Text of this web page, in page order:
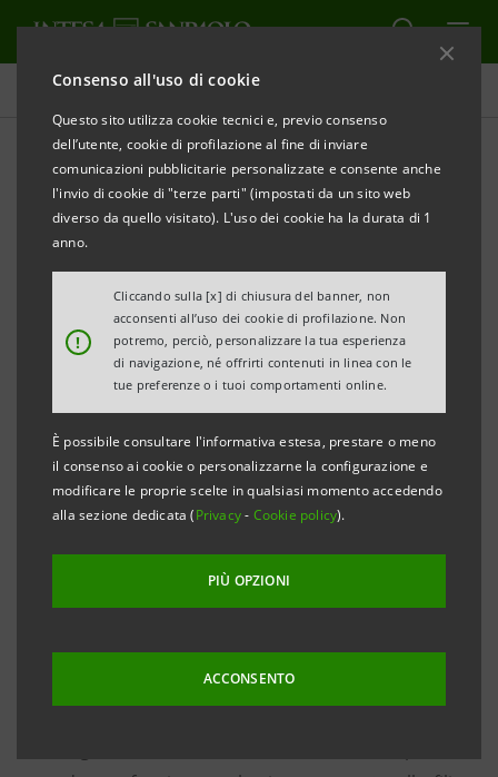
Consenso all'uso di cookie
Questo sito utilizza cookie tecnici e, previo consenso
dell’utente, cookie di profilazione al fine di inviare
comunicazioni pubblicitarie personalizzate e consente anche
l'invio di cookie di "terze parti" (impostati da un sito web
diverso da quello visitato). L'uso dei cookie ha la durata di 1
anno.
!
Cliccando sulla [x] di chiusura del banner, non
acconsenti all’uso dei cookie di profilazione. Non
potremo, perciò, personalizzare la tua esperienza
di navigazione, né offrirti contenuti in linea con le
tue preferenze o i tuoi comportamenti online.
È possibile consultare l'informativa estesa, prestare o meno
il consenso ai cookie o personalizzarne la configurazione e
modificare le proprie scelte in qualsiasi momento accedendo
alla sezione dedicata (Privacy- Cookie policy).
PIÙ OPZIONI
ACCONSENTO
Comunicati stampa
STAMPA AGGIORNA
COMUNICATO STAMPA
DA INTESA SANPAOLO E FEDERLEGNOARREDO UN
IMPORTANTE ACCORDO A SOSTEGNO DELLA
FILIERA DEL LEGNO. STANZIATO UN PLAFOND DI
100 MILIONI PER LA GESTIONE DEL LEGNAME
PROVENIENTE DAI BOSCHI DEL TRIVENETO COLPITI
DAL MALTEMPO
Sono oltre 15 milioni gli alberi caduti e da
raccogliere in tempi brevi. Iniziative dedicate per